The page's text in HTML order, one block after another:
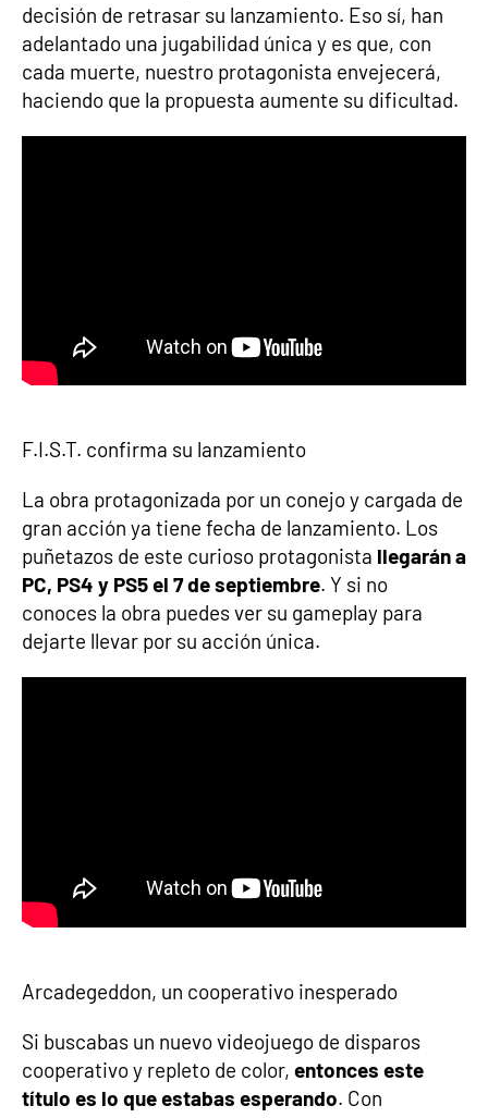
decisión de retrasar su lanzamiento. Eso sí, han
adelantado una jugabilidad única y es que, con
cada muerte, nuestro protagonista envejecerá,
haciendo que la propuesta aumente su dificultad.
F.I.S.T. confirma su lanzamiento
La obra protagonizada por un conejo y cargada de
gran acción ya tiene fecha de lanzamiento. Los
puñetazos de este curioso protagonista llegarán a
PC, PS4 y PS5 el 7 de septiembre. Y si no
conoces la obra puedes ver su gameplay para
dejarte llevar por su acción única.
Arcadegeddon, un cooperativo inesperado
Si buscabas un nuevo videojuego de disparos
cooperativo y repleto de color, entonces este
título es lo que estabas esperando. Con